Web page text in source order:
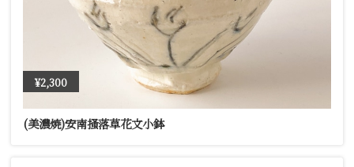
¥2,300
(美濃焼)安南掻落草花文小鉢